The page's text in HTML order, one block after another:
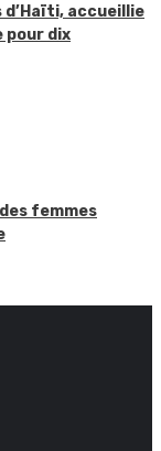
d’Haïti, accueillie
pour dix
femmes